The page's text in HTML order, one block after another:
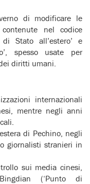
di modificare le
contenute nel codice
Stato all’estero’ e
spesso usate per
diritti umani.
internazionali
mentre negli anni
di Pechino, negli
giornalisti stranieri in
sui media cinesi,
(‘Punto di